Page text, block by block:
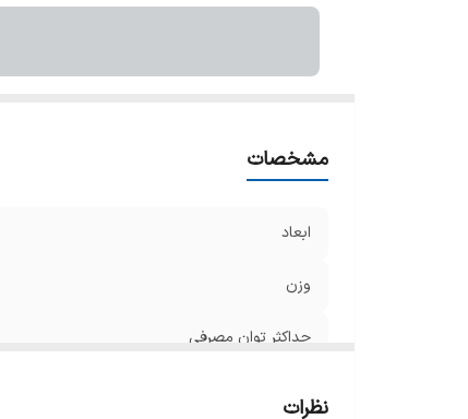
مشخصات
ابعاد
وزن
حداکثر توان مصرفی
نظرات